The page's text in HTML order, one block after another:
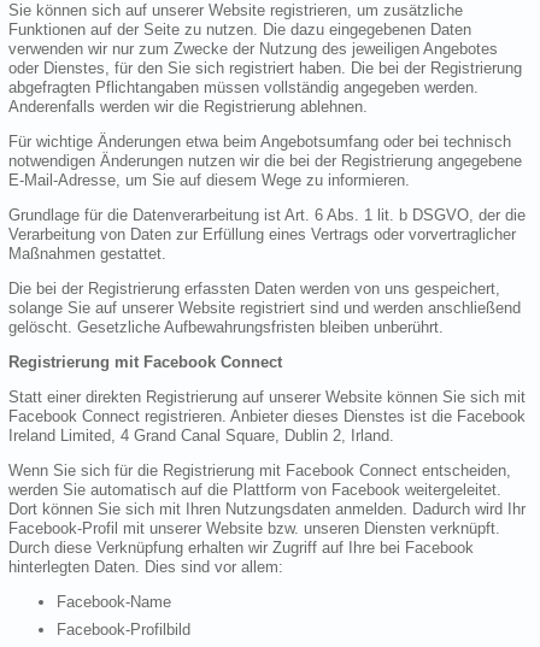
Sie können sich auf unserer Website registrieren, um zusätzliche
Funktionen auf der Seite zu nutzen. Die dazu eingegebenen Daten
verwenden wir nur zum Zwecke der Nutzung des jeweiligen Angebotes
oder Dienstes, für den Sie sich registriert haben. Die bei der Registrierung
abgefragten Pflichtangaben müssen vollständig angegeben werden.
Anderenfalls werden wir die Registrierung ablehnen.
Für wichtige Änderungen etwa beim Angebotsumfang oder bei technisch
notwendigen Änderungen nutzen wir die bei der Registrierung angegebene
E-Mail-Adresse, um Sie auf diesem Wege zu informieren.
Grundlage für die Datenverarbeitung ist Art. 6 Abs. 1 lit. b DSGVO, der die
Verarbeitung von Daten zur Erfüllung eines Vertrags oder vorvertraglicher
Maßnahmen gestattet.
Die bei der Registrierung erfassten Daten werden von uns gespeichert,
solange Sie auf unserer Website registriert sind und werden anschließend
gelöscht. Gesetzliche Aufbewahrungsfristen bleiben unberührt.
Registrierung mit Facebook Connect
Statt einer direkten Registrierung auf unserer Website können Sie sich mit
Facebook Connect registrieren. Anbieter dieses Dienstes ist die Facebook
Ireland Limited, 4 Grand Canal Square, Dublin 2, Irland.
Wenn Sie sich für die Registrierung mit Facebook Connect entscheiden,
werden Sie automatisch auf die Plattform von Facebook weitergeleitet.
Dort können Sie sich mit Ihren Nutzungsdaten anmelden. Dadurch wird Ihr
Facebook-Profil mit unserer Website bzw. unseren Diensten verknüpft.
Durch diese Verknüpfung erhalten wir Zugriff auf Ihre bei Facebook
hinterlegten Daten. Dies sind vor allem:
Facebook-Name
Facebook-Profilbild